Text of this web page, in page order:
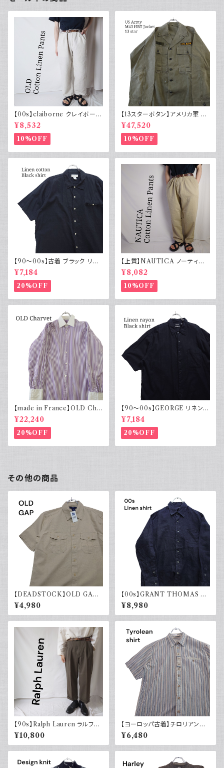
【00s】claiborne クレイボーン
リネンコットンパンツ ツータック
¥8,532
10%OFF
【13スターボタン】アメリカ軍 M
43 HBT ジャケット パッチ 軍物
実物
¥47,520
10%OFF
【90～00s】古着 ブラック リネ
ンコットンシャツ 黒 ボックスシ
ルエット
¥7,184
20%OFF
【上質】NAUTICA ノーティカ
コットンリネンパンツ ツータック
¥8,082
10%OFF
【made in France】OLD Cha
rvet ストライプ 切り替え 紫
¥22,240
20%OFF
【90～00s】GEORGE リネンレ
ーヨンシャツ 黒 ボックスシルエ
ット XL
¥7,184
20%OFF
その他の商品
【DEADSTOCK】OLD GAP
オールドギャップ コットンリネン
シャツ 半袖 タグ付き 00s 古着
¥4,980
【00s】GRANT THOMAS 古
着 長袖リネンシャツ ネイビー
アメカジ古着
¥8,980
【90s】Ralph Lauren ラルフロ
ーレン ツータックスラックス ウ
ール カーキ 古着 TALONジッ
プ
¥10,800
【ヨーロッパ古着】チロリアンシ
ャツ 半袖 古着 ストライプ レト
ロ ユーロ古着 ボックスシルエッ
ト
¥6,480